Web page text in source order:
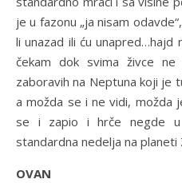
je u fazonu „ja nisam
li unazad ili ću unapred…hajd
čekam dok svima živce ne
zaboravih na Neptuna koji je
a možda se i ne vidi, možda
se i zapio i hrče negde u
standardna nedelja na planeti
OVAN